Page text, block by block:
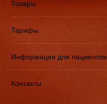
Товары
Тарифы
Информация для пациентов
Контакты